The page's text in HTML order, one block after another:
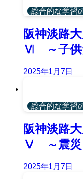
総合的な学習
阪神淡路
Ⅵ ～子供
2025年1月7日
総合的な学習
阪神淡路
Ⅴ ～震災
2025年1月7日